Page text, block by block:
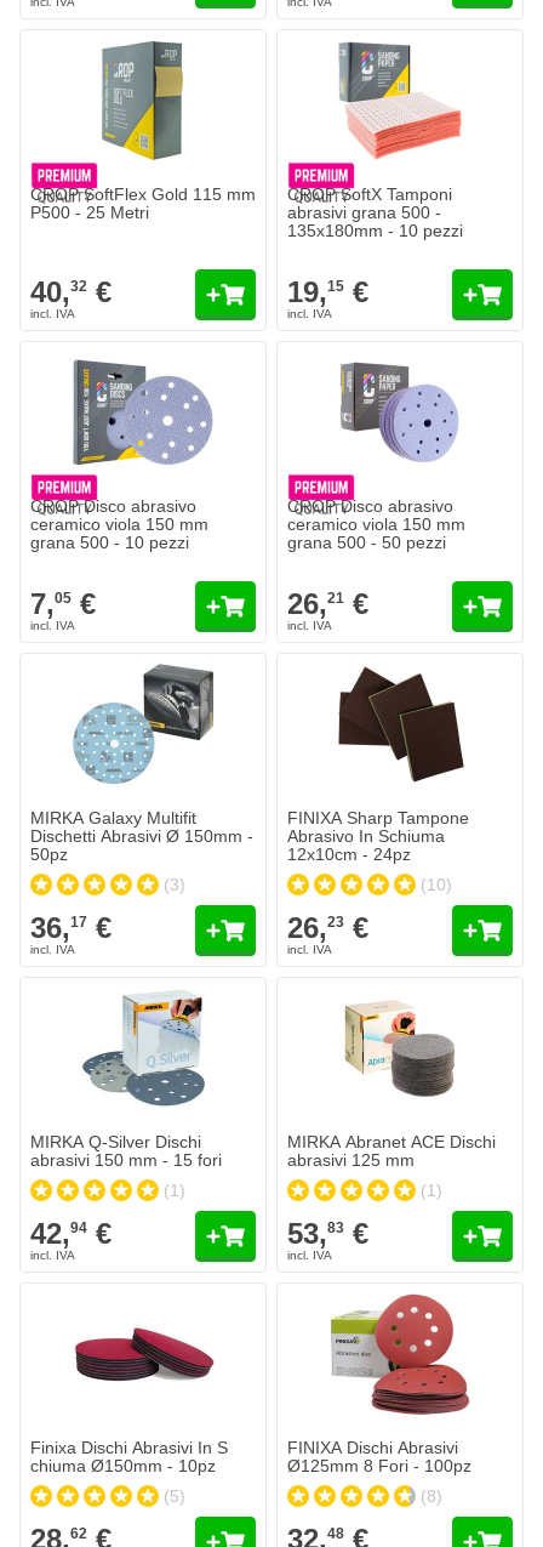
CROP SoftFlex Gold 115 mm
P500 - 25 Metri
40,32 €
CROP SoftX Tamponi
abrasivi grana 500 -
135x180mm - 10 pezzi
19,15 €
CROP Disco abrasivo
ceramico viola 150 mm
grana 500 - 10 pezzi
7,05 €
CROP Disco abrasivo
ceramico viola 150 mm
grana 500 - 50 pezzi
26,21 €
MIRKA Galaxy Multifit Dischetti Abrasivi Ø 150mm - 50pz
Spedito oggi
Grana
Quantità
MIRKA Galaxy Multifit
Dischetti Abrasivi Ø 150mm -
50pz
(3)
36,17 €
FINIXA Sharp Tampone
Spedito oggi
€
Quantità
Aggiungi
FINIXA Sharp Tampone
Abrasivo In Schiuma
12x10cm - 24pz
(10)
26,23 €
MIRKA Q-Silver Dischi abrasivi 150 mm - 15 fori
Spedito oggi
Quantità
Aggiungi al Carrello
MIRKA Q-Silver Dischi
abrasivi 150 mm - 15 fori
(1)
42,94 €
Spedito oggi
€
Aggiungi
MIRKA Abranet ACE Dischi
abrasivi 125 mm
(1)
53,83 €
Finixa Dischi Abrasivi In S​chiuma Ø150mm - 10pz
Spedito oggi
Quantità
Finixa Dischi Abrasivi In S​
chiuma Ø150mm - 10pz
(5)
28,62 €
FINIXA Dischi Abrasivi Ø125mm
Spedito oggi
€
Quantità
Aggiungi
FINIXA Dischi Abrasivi
Ø125mm 8 Fori - 100pz
(8)
32,48 €